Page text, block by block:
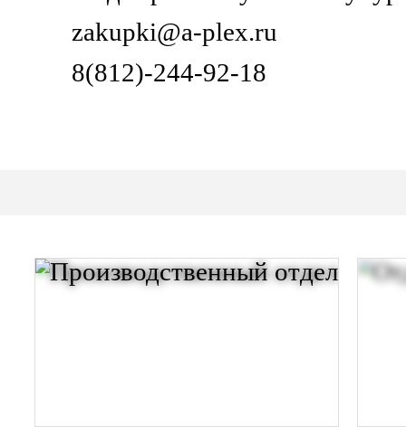
zakupki@a-plex.ru
8(812)-244-92-18